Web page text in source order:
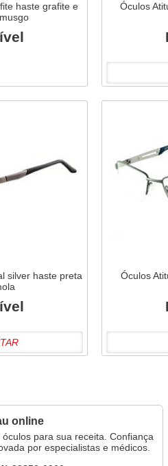
haste grafite e
Óculos
silver haste preta
Óculos
online
para sua receita. Confiança
por especialistas e médicos.